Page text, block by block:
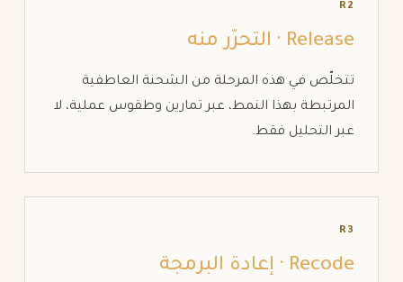
R2
Release · التحرّر منه
تتخلّص في هذه المرحلة من الشحنة العاطفية
المرتبطة بهذا النمط، عبر تمارين وطقوس عملية، لا
عبر التحليل فقط.
R3
Recode · إعادة البرمجة